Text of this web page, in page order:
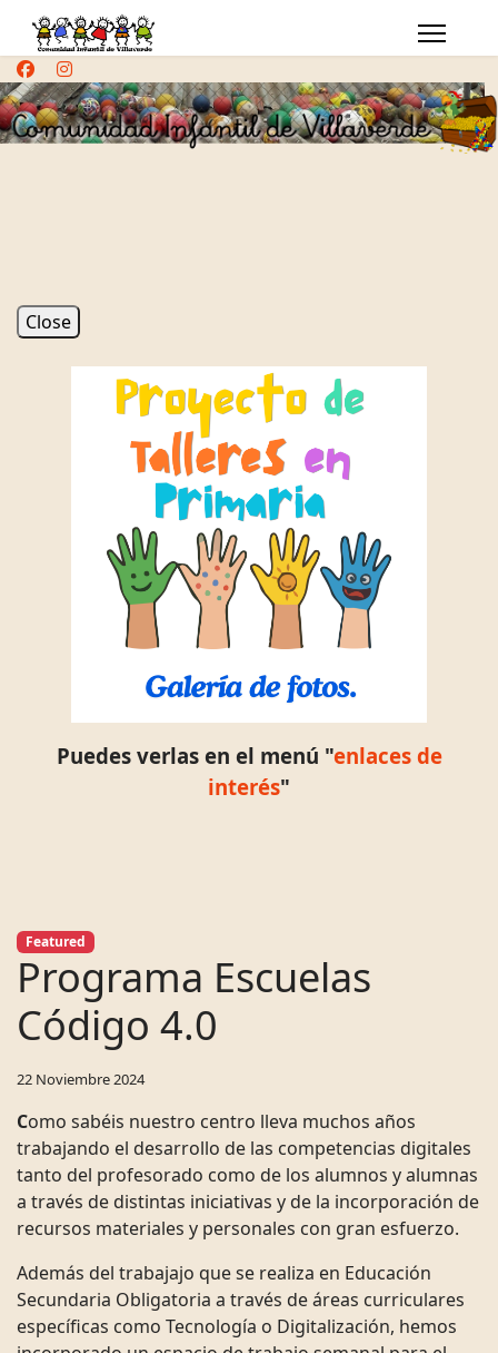
Close
Puedes verlas en el menú "enlaces de
interés"
Featured
Programa Escuelas
Código 4.0
22 Noviembre 2024
Como sabéis nuestro centro lleva muchos años
trabajando el desarrollo de las competencias digitales
tanto del profesorado como de los alumnos y alumnas
a través de distintas iniciativas y de la incorporación de
recursos materiales y personales con gran esfuerzo.
Además del trabajajo que se realiza en Educación
Secundaria Obligatoria a través de áreas curriculares
específicas como Tecnología o Digitalización, hemos